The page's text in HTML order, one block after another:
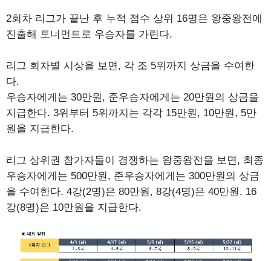
2회차 리그가 끝난 후 누적 점수 상위 16명은 왕중왕전에
진출해 토너먼트로 우승자를 가린다.
리그 회차별 시상을 보면, 각 조 5위까지 상금을 수여한
다.
우승자에게는 30만원, 준우승자에게는 20만원의 상금을
지급한다. 3위부터 5위까지는 각각 15만원, 10만원, 5만
원을 지급한다.
리그 상위권 참가자들이 경쟁하는 왕중왕전을 보면, 최종
우승자에게는 500만원, 준우승자에게는 300만원의 상금
을 수여한다. 4강(2명)은 80만원, 8강(4명)은 40만원, 16
강(8명)은 10만원을 지급한다.